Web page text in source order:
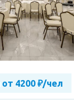
от 4200 ₽/чел